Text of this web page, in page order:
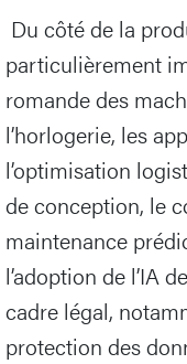
Du côté de la
particulièrement
romande des
l’horlogerie, les
l’optimisation
de conception, le
maintenance
l’adoption de l’IA
cadre légal,
protection des